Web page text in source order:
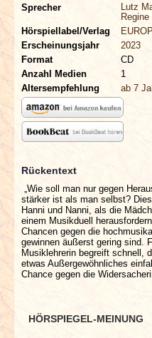
ARCHIV
Sprecher
Lutz
Hörspiellabel/Verlag
Erscheinungsjahr
2023
Format
CD
Anzahl Medien
1
Altersempfehlung
ab 7
Rückentext
„Wie soll man nur gegen
stärker ist als man selbst?
Hanni und Nanni, als die
einem Musikduell
Chancen gegen die
gewinnen äußerst gering sind.
Musiklehrerin begreift schnell,
etwas Außergewöhnliches
Chance gegen die
HÖRSPIEGEL-MEINUNG